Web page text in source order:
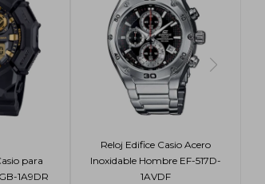
para
1A9DR
Reloj Edifice Casio Acero
Inoxidable Hombre EF-517D-
1AVDF